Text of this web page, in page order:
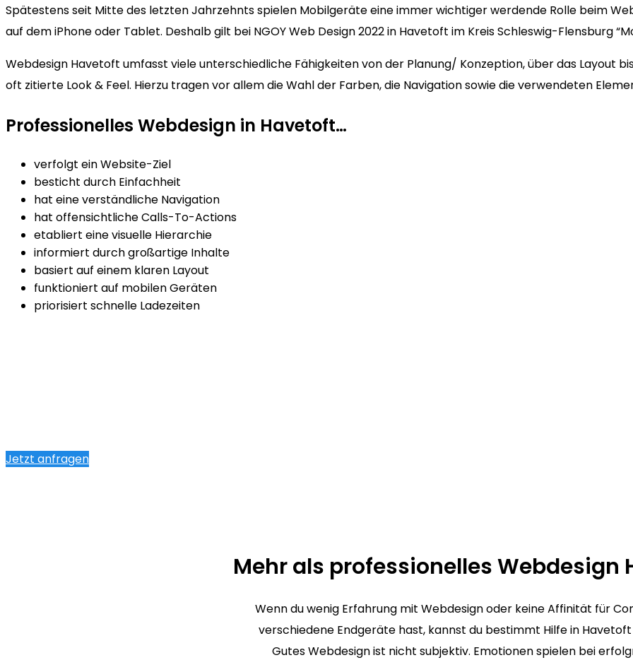
Spätestens seit Mitte des letzten Jahrzehnts spielen Mobilgeräte eine immer wichtiger werdende Rolle beim
auf dem iPhone oder Tablet. Deshalb gilt bei NGOY Web Design 2022 in Havetoft im Kreis Schleswig-Flensburg
Webdesign Havetoft umfasst viele unterschiedliche Fähigkeiten von der Planung/ Konzeption, über das Layout
oft zitierte Look & Feel. Hierzu tragen vor allem die Wahl der Farben, die Navigation sowie die verwendeten
Professionelles Webdesign in Havetoft…
verfolgt ein Website-Ziel
besticht durch Einfachheit
hat eine verständliche Navigation
hat offensichtliche Calls-To-Actions
etabliert eine visuelle Hierarchie
informiert durch großartige Inhalte
basiert auf einem klaren Layout
funktioniert auf mobilen Geräten
priorisiert schnelle Ladezeiten
Jetzt anfragen
Mehr als professionelles Webdesign
Wenn du wenig Erfahrung mit Webdesign oder keine Affinität für
verschiedene Endgeräte hast, kannst du bestimmt Hilfe in
Gutes Webdesign ist nicht subjektiv. Emotionen spielen bei